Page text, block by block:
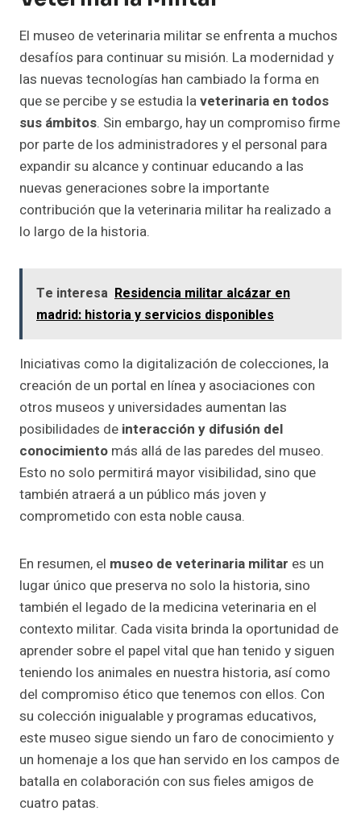
El museo de veterinaria militar se enfrenta a muchos
desafíos para continuar su misión. La modernidad y
las nuevas tecnologías han cambiado la forma en
que se percibe y se estudia laveterinaria en todos
sus ámbitos. Sin embargo, hay un compromiso firme
por parte de los administradores y el personal para
expandir su alcance y continuar educando a las
nuevas generaciones sobre la importante
contribución que la veterinaria militar ha realizado a
lo largo de la historia.
Te interesa Residencia militar alcázar en
madrid: historia y servicios disponibles
Iniciativas como la digitalización de colecciones, la
creación de un portal en línea y asociaciones con
otros museos y universidades aumentan las
posibilidades de interacción y difusión del
conocimiento más allá de las paredes del museo.
Esto no solo permitirá mayor visibilidad, sino que
también atraerá a un público más joven y
comprometido con esta noble causa.
En resumen, el museo de veterinaria militar es un
lugar único que preserva no solo la historia, sino
también el legado de la medicina veterinaria en el
contexto militar. Cada visita brinda la oportunidad de
aprender sobre el papel vital que han tenido y siguen
teniendo los animales en nuestra historia, así como
del compromiso ético que tenemos con ellos. Con
su colección inigualable y programas educativos,
este museo sigue siendo un faro de conocimiento y
un homenaje a los que han servido en los campos de
batalla en colaboración con sus fieles amigos de
cuatro patas.